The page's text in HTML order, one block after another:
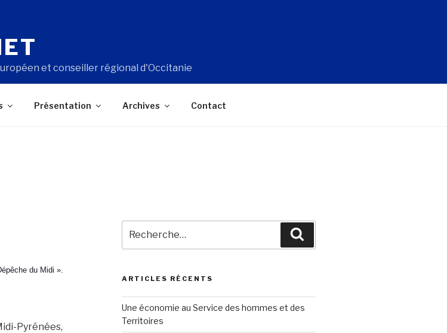
et conseiller régional d'Occitanie
Présentation Archives Contact
du Midi ».
Pyrénées,
pour
ARTICLES RÉCENTS
Une économie au Service des hommes et des
Territoires